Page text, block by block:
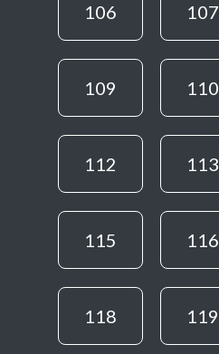
106 107
109 110
112 113
115 116
118 119